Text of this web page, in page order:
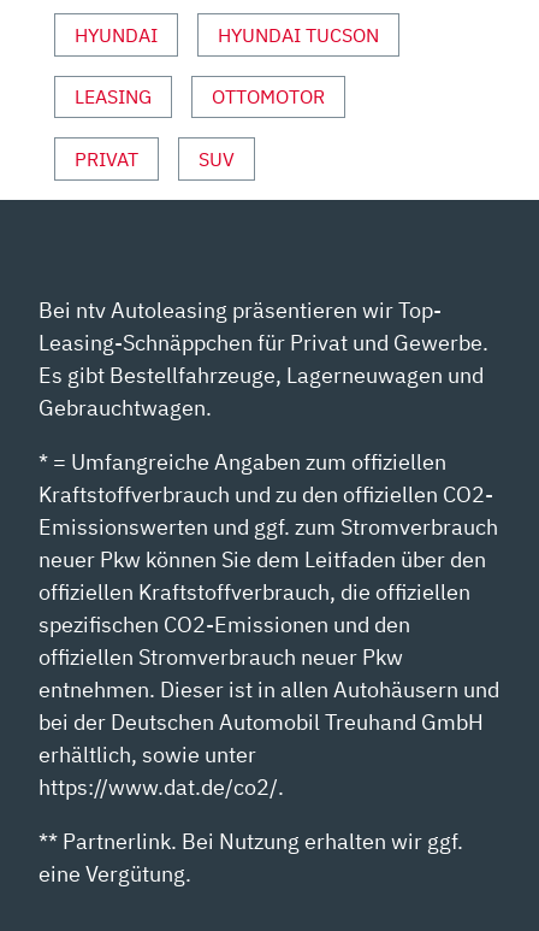
VON
YOUTUBE
HYUNDAI HYUNDAI TUCSON
LEASING OTTOMOTOR
PRIVAT SUV
Bei ntv Autoleasing präsentieren wir Top-
Leasing-Schnäppchen für Privat und Gewerbe.
Es gibt Bestellfahrzeuge, Lagerneuwagen und
Gebrauchtwagen.
* = Umfangreiche Angaben zum offiziellen
Kraftstoffverbrauch und zu den offiziellen CO2-
Emissionswerten und ggf. zum Stromverbrauch
neuer Pkw können Sie dem Leitfaden über den
offiziellen Kraftstoffverbrauch, die offiziellen
spezifischen CO2-Emissionen und den
offiziellen Stromverbrauch neuer Pkw
entnehmen. Dieser ist in allen Autohäusern und
bei der Deutschen Automobil Treuhand GmbH
erhältlich, sowie unter
https://www.dat.de/co2/.
** Partnerlink. Bei Nutzung erhalten wir ggf.
eine Vergütung.